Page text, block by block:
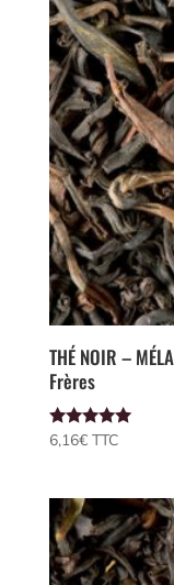
THÉ NOIR –
Frères
Note
6,16€ TTC